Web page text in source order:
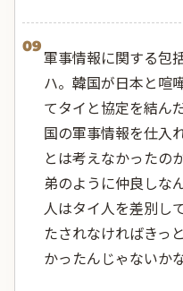
09
軍事情報に関する包
ハ。韓国が日本と喧
てタイと協定を結ん
国の軍事情報を仕入
とは考えなかった
弟のように仲良し
人はタイ人を差別し
たされなければきっ
かったんじゃないかな